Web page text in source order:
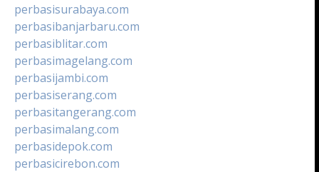
perbasisurabaya.com
perbasibanjarbaru.com
perbasiblitar.com
perbasimagelang.com
perbasijambi.com
perbasiserang.com
perbasitangerang.com
perbasimalang.com
perbasidepok.com
perbasicirebon.com